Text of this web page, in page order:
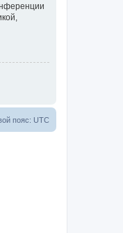
пояс: UTC